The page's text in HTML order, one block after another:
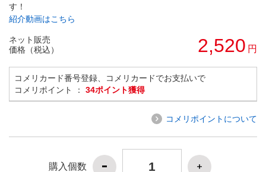
す！
紹介動画はこちら
ネット販売
価格（税込）
2,520 円
コメリカード番号登録、コメリカードでお支払いで
コメリポイント ： 34ポイント獲得
コメリポイントについて
購入個数